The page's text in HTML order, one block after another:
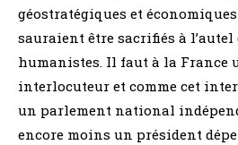
géostratégiques et
sauraient être sacrifiés à
humanistes. Il faut à la France
interlocuteur et comme cet
un parlement national
encore moins un président